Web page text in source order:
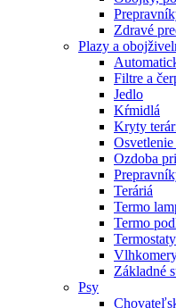
Zdravé
Plazy a
Filtre a
Jedlo
Kŕmidlá
Kryty
Ozdoba
Teráriá
Termo
Termo
Termostaty
Základné
Psy